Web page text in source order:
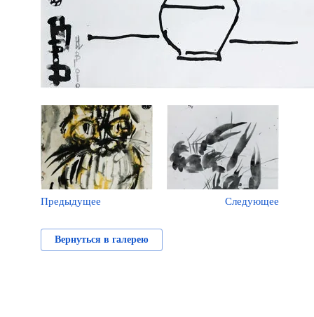
Предыдущее Следующее
Вернуться в галерею